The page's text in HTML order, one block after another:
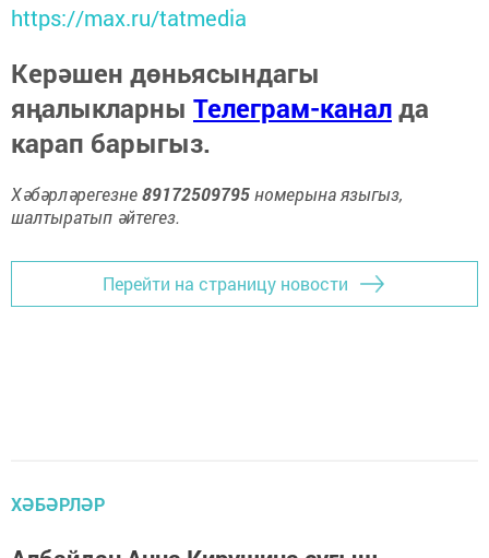
https://max.ru/tatmedia
Керәшен дөньясындагы
яңалыкларны Телеграм-каналда
карап барыгыз.
Хәбәрләрегезне89172509795номерына языгыз,
шалтыратып әйтегез.
Перейти на страницу новости
ХӘБӘРЛӘР